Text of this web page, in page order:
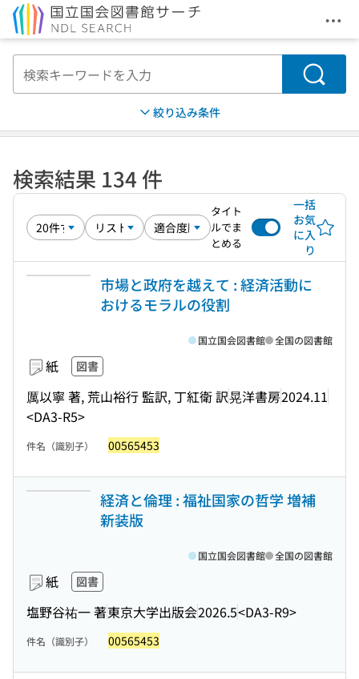
メ
検索
絞り込み条件
検索結果 134 件
タイト
ルでま
とめる
一括
お気
に入
り
市場と政府を越えて : 経済活動に
おけるモラルの役割
紙 図書
厲以寧 著, 荒山裕行 監訳, 丁紅衛 訳晃洋書房2024.11
<DA3-R5>
国立国会図書館 全国の図書館
件名（識別子） 00565453
経済と倫理 : 福祉国家の哲学 増補
新装版
紙 図書
塩野谷祐一 著東京大学出版会2026.5<DA3-R9>
国立国会図書館 全国の図書館
件名（識別子） 00565453